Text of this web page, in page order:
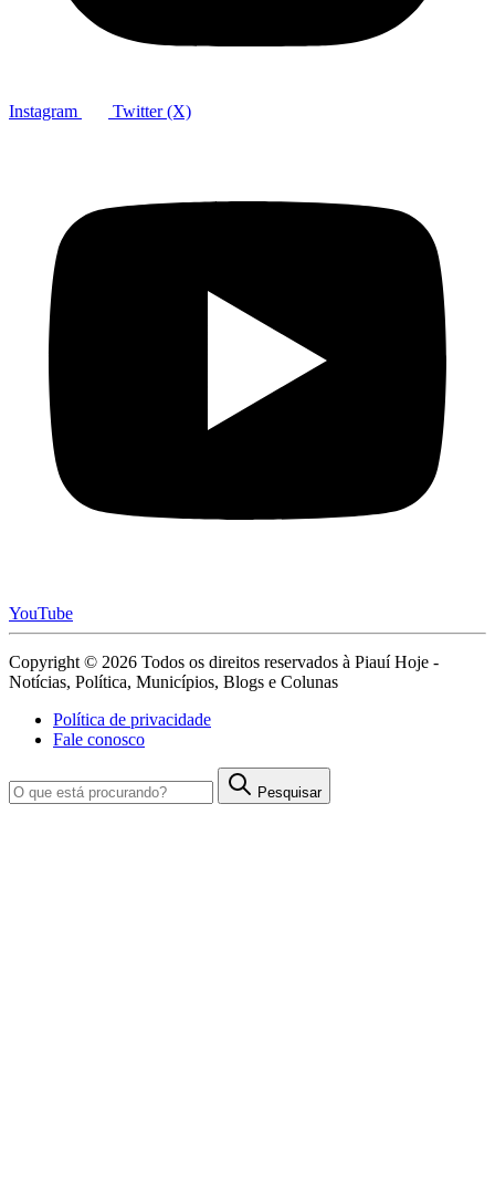
Instagram Twitter (X)
YouTube
Copyright © 2026 Todos os direitos reservados à Piauí Hoje -
Notícias, Política, Municípios, Blogs e Colunas
Política de privacidade
Fale conosco
Pesquisar